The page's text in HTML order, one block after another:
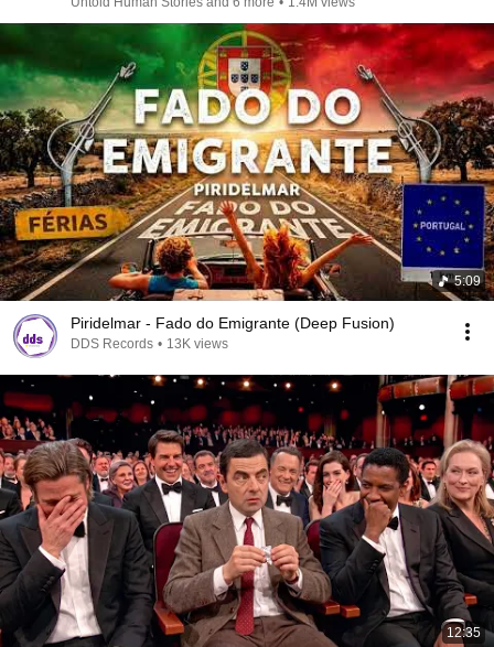
5:09
Piridelmar - Fado do Emigrante (Deep Fusion)
DDS Records • 13K views
12:35